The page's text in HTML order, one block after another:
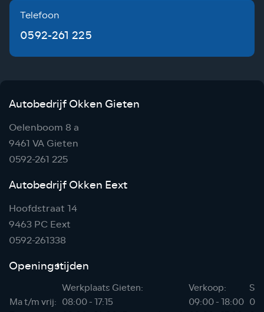
Telefoon
0592-261 225
Autobedrijf Okken Gieten
Oelenboom 8 a
9461 VA Gieten
0592-261 225
Autobedrijf Okken Eext
Hoofdstraat 14
9463 PC Eext
0592-261338
Openingstijden
Werkplaats Gieten: Verkoop:
Ma t/m vrij: 08:00 - 17:15 09:00 - 18:00